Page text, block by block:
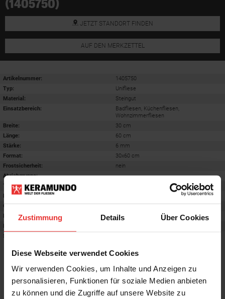
Zustimmung Details Über Cookies
Diese Webseite verwendet Cookies
Wir verwenden Cookies, um Inhalte und Anzeigen zu
personalisieren, Funktionen für soziale Medien anbieten
zu können und die Zugriffe auf unsere Website zu
(1405750)
JETZT STANDORT FINDEN
AUF DEN MERKZETTEL
Artikelnummer:
1405750
Typ:
Unifliese
Material:
Steingut
Einsatzbereich:
Badfliesen, Küchenfliesen,
Wohnzimmerfliesen
Breite:
30 cm
Länge:
60 cm
Stärke:
6 mm
Format:
30x60 cm
Frostsicherheit:
nein
Abriebgruppe:
-
Trittsicherheit barfuß:
Farbton:
Oberfläche:
matt
Rektifiziert:
nein
Rutschhemmwert
Stilrichtung
Weitere Produkte aus der Serie